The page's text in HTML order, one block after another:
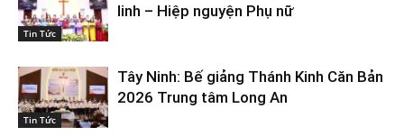
Tin Tức
linh – Hiệp nguyện Phụ nữ
Tin Tức
Tây Ninh: Bế giảng Thánh Kinh Căn Bản
2026 Trung tâm Long An